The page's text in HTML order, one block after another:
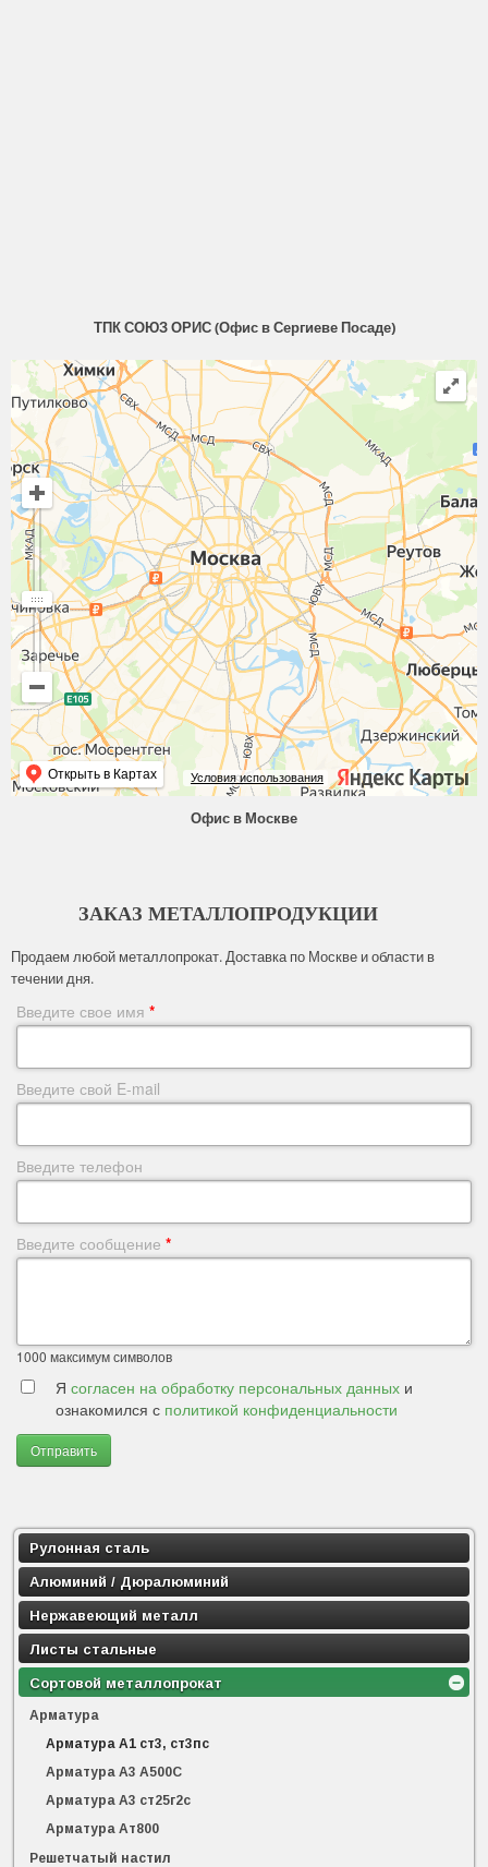
ТПК СОЮЗ ОРИС (Офис в Сергиеве Посаде)
Условия использования
Открыть в Картах
Офис в Москве
ЗАКАЗ МЕТАЛЛОПРОДУКЦИИ
Продаем любой металлопрокат. Доставка по Москве и области в
течении дня.
Введите свое имя *
Введите свой E-mail
Введите телефон
Введите сообщение *
1000 максимум символов
Я согласен на обработку персональных данных и
ознакомился с политикой конфиденциальности
Отправить
Рулонная сталь
Алюминий / Дюралюминий
Нержавеющий металл
Листы стальные
Сортовой металлопрокат
Арматура
Арматура А1 ст3, ст3пс
Арматура А3 А500С
Арматура А3 ст25г2с
Арматура Ат800
Решетчатый настил